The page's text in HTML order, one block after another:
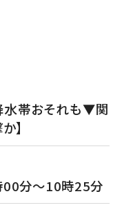
水帯おそれも▼関
】
分～10時25分